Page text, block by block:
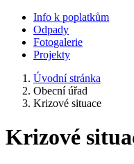
Info k poplatkům
Odpady
Fotogalerie
Projekty
Úvodní stránka
Obecní úřad
Krizové situace
Krizové